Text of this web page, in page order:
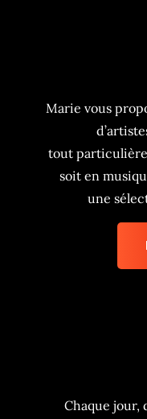
Marie vous
tout
soit en
une
Chaque jour,